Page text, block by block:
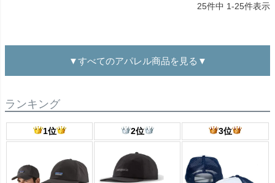
25件中 1-25件表示
▼すべてのアパレル商品を見る▼
ランキング
1位 2位 3位